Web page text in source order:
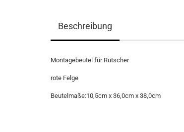
Beschreibung
Montagebeutel für Rutscher
rote Felge
Beutelmaße:10,5cm x 36,0cm x 38,0cm